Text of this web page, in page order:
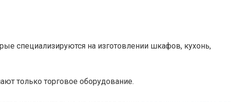
специализируются на изготовлении шкафов, кухонь,
только торговое оборудование.